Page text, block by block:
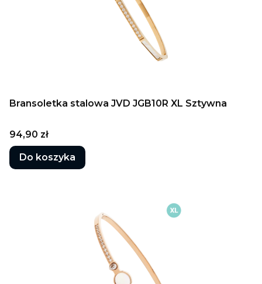
Bransoletka stalowa JVD JGB10R XL Sztywna
Cena
94,90 zł
Do koszyka